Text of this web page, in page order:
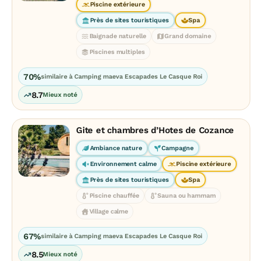
Piscine extérieure
Près de sites touristiques Spa
Baignade naturelle Grand domaine
Piscines multiples
70%similaire à Camping maeva Escapades Le Casque Roi
8.7Mieux noté
Gite et chambres d’Hotes de Cozance
Ambiance nature Campagne
Environnement calme Piscine extérieure
Près de sites touristiques Spa
Piscine chauffée Sauna ou hammam
Village calme
67%similaire à Camping maeva Escapades Le Casque Roi
8.5Mieux noté